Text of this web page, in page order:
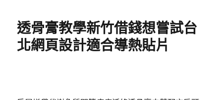
透骨膏教學新竹借錢想嘗試台
北網頁設計適合導熱貼片